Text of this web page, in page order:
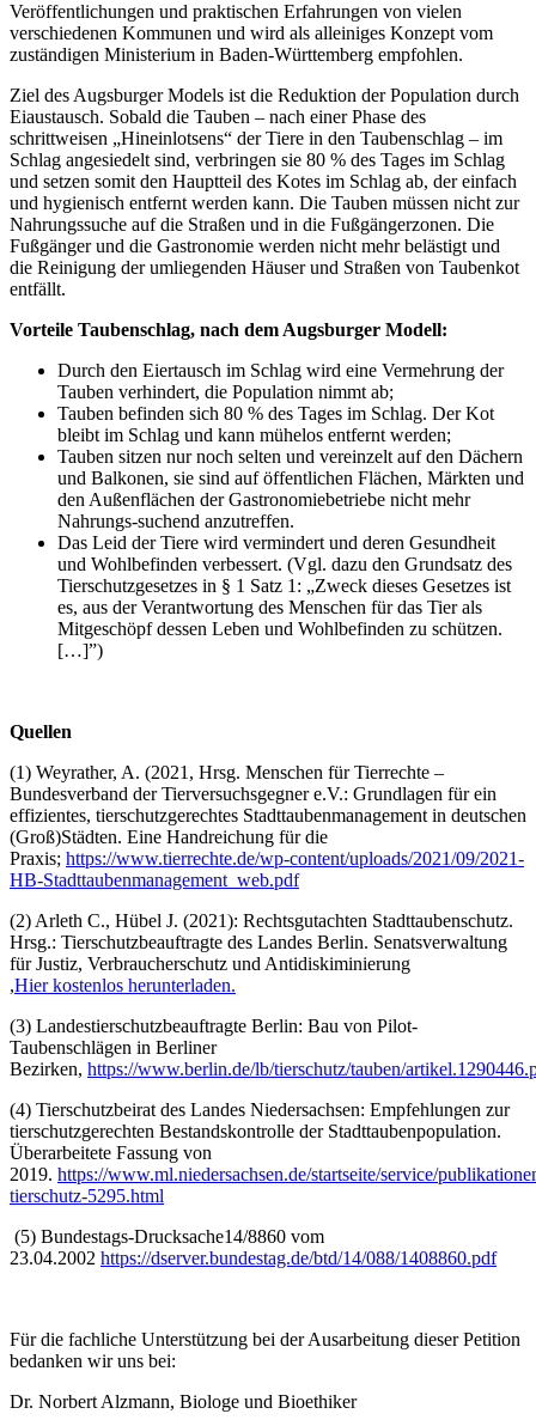
Veröffentlichungen und praktischen Erfahrungen von vielen
verschiedenen Kommunen und wird als alleiniges Konzept vom
zuständigen Ministerium in Baden-Württemberg empfohlen.
Ziel des Augsburger Models ist die Reduktion der Population durch
Eiaustausch. Sobald die Tauben – nach einer Phase des
schrittweisen „Hineinlotsens“ der Tiere in den Taubenschlag – im
Schlag angesiedelt sind, verbringen sie 80 % des Tages im Schlag
und setzen somit den Hauptteil des Kotes im Schlag ab, der einfach
und hygienisch entfernt werden kann. Die Tauben müssen nicht zur
Nahrungssuche auf die Straßen und in die Fußgängerzonen. Die
Fußgänger und die Gastronomie werden nicht mehr belästigt und
die Reinigung der umliegenden Häuser und Straßen von Taubenkot
entfällt.
Vorteile Taubenschlag, nach dem Augsburger Modell:
Durch den Eiertausch im Schlag wird eine Vermehrung der
Tauben verhindert, die Population nimmt ab;
Tauben befinden sich 80 % des Tages im Schlag. Der Kot
bleibt im Schlag und kann mühelos entfernt werden;
Tauben sitzen nur noch selten und vereinzelt auf den Dächern
und Balkonen, sie sind auf öffentlichen Flächen, Märkten und
den Außenflächen der Gastronomiebetriebe nicht mehr
Nahrungs-suchend anzutreffen.
Das Leid der Tiere wird vermindert und deren Gesundheit
und Wohlbefinden verbessert. (Vgl. dazu den Grundsatz des
Tierschutzgesetzes in § 1 Satz 1: „Zweck dieses Gesetzes ist
es, aus der Verantwortung des Menschen für das Tier als
Mitgeschöpf dessen Leben und Wohlbefinden zu schützen.
[…]”)
Quellen
(1) Weyrather, A. (2021, Hrsg. Menschen für Tierrechte –
Bundesverband der Tierversuchsgegner e.V.: Grundlagen für ein
effizientes, tierschutzgerechtes Stadttaubenmanagement in deutschen
(Groß)Städten. Eine Handreichung für die
Praxis; https://www.tierrechte.de/wp-content/uploads/2021/09/2021-
HB-Stadttaubenmanagement_web.pdf
(2) Arleth C., Hübel J. (2021): Rechtsgutachten Stadttaubenschutz.
Hrsg.: Tierschutzbeauftragte des Landes Berlin. Senatsverwaltung
für Justiz, Verbraucherschutz und Antidiskiminierung
,Hier kostenlos herunterladen.
(3) Landestierschutzbeauftragte Berlin: Bau von Pilot-
Taubenschlägen in Berliner
Bezirken, https://www.berlin.de/lb/tierschutz/tauben/
(4) Tierschutzbeirat des Landes Niedersachsen: Empfehlungen zur
tierschutzgerechten Bestandskontrolle der Stadttaubenpopulation.
Überarbeitete Fassung von
2019. https://www.ml.niedersachsen.de/startseite/service/
tierschutz-5295.html
(5) Bundestags-Drucksache14/8860 vom
23.04.2002 https://dserver.bundestag.de/btd/14/088/1408860.pdf
Für die fachliche Unterstützung bei der Ausarbeitung dieser Petition
bedanken wir uns bei:
Dr. Norbert Alzmann, Biologe und Bioethiker